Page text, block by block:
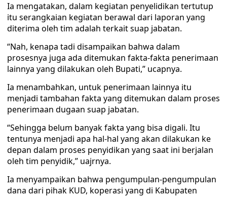
Ia mengatakan, dalam kegiatan penyelidikan tertutup
itu serangkaian kegiatan berawal dari laporan yang
diterima oleh tim adalah terkait suap jabatan.
“Nah, kenapa tadi disampaikan bahwa dalam
prosesnya juga ada ditemukan fakta-fakta penerimaan
lainnya yang dilakukan oleh Bupati,” ucapnya.
Ia menambahkan, untuk penerimaan lainnya itu
menjadi tambahan fakta yang ditemukan dalam proses
penerimaan dugaan suap jabatan.
“Sehingga belum banyak fakta yang bisa digali. Itu
tentunya menjadi apa hal-hal yang akan dilakukan ke
depan dalam proses penyidikan yang saat ini berjalan
oleh tim penyidik,” uajrnya.
Ia menyampaikan bahwa pengumpulan-pengumpulan
dana dari pihak KUD, koperasi yang di Kabupaten